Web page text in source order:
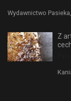
Wydawnictwo Pasieka,
Z